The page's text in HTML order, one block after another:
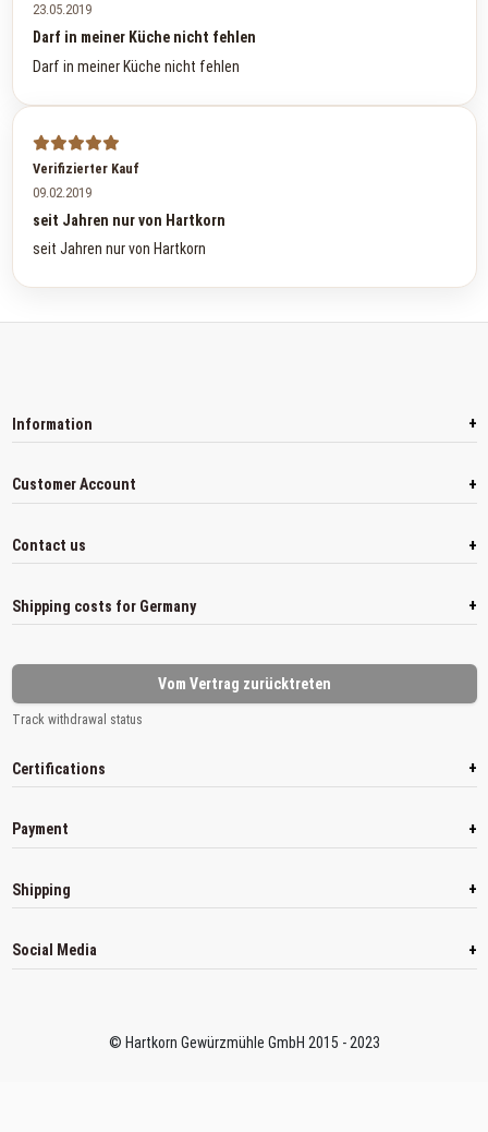
23.05.2019
Darf in meiner Küche nicht fehlen
Darf in meiner Küche nicht fehlen
Verifizierter Kauf
09.02.2019
seit Jahren nur von Hartkorn
seit Jahren nur von Hartkorn
Information +
Customer Account +
Contact us +
Shipping costs for Germany +
Vom Vertrag zurücktreten
Track withdrawal status
Certifications +
Payment +
Shipping +
Social Media +
© Hartkorn Gewürzmühle GmbH 2015 - 2023